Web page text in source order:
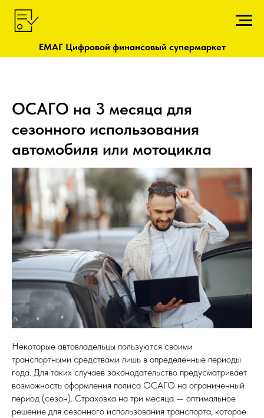
ЕМАГ Цифровой финансовый супермаркет
ОСАГО на 3 месяца для
сезонного использования
автомобиля или мотоцикла
Некоторые автовладельцы пользуются своими
транспортными средствами лишь в определённые периоды
года. Для таких случаев законодательство предусматривает
возможность оформления полиса ОСАГО на ограниченный
период (сезон). Страховка на три месяца — оптимальное
решение для сезонного использования транспорта, которое